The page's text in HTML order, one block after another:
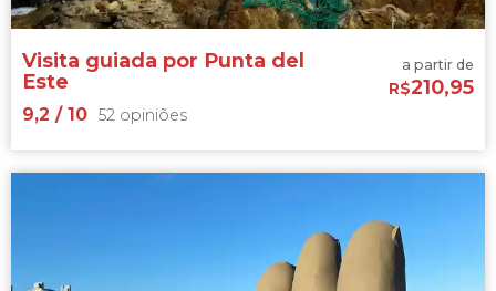
Visita guiada por Punta del
Este
9,2 / 10 52 opiniões
a partir de
R$210,95